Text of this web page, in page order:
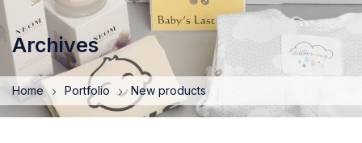
Archives
Home Portfolio New products